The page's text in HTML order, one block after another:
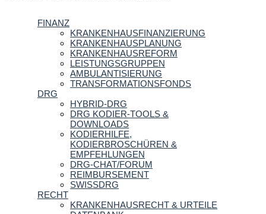
FINANZ
KRANKENHAUSFINANZIERUNG
KRANKENHAUSPLANUNG
KRANKENHAUSREFORM
LEISTUNGSGRUPPEN
AMBULANTISIERUNG
TRANSFORMATIONSFONDS
DRG
HYBRID-DRG
DRG KODIER-TOOLS &
DOWNLOADS
KODIERHILFE,
KODIERBROSCHÜREN &
EMPFEHLUNGEN
DRG-CHAT/FORUM
REIMBURSEMENT
SWISSDRG
RECHT
KRANKENHAUSRECHT & URTEILE